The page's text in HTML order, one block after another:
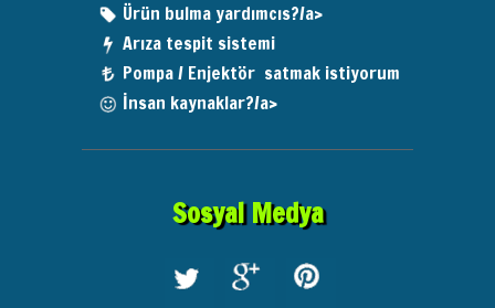
Ürün bulma yardımcıs?/a>
Arıza tespit sistemi
Pompa / Enjektör satmak istiyorum
İnsan kaynaklar?/a>
Sosyal Medya